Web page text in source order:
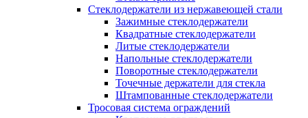
Стеклодержатели из нержавеющей стали
Зажимные стеклодержатели
Квадратные стеклодержатели
Литые стеклодержатели
Напольные стеклодержатели
Поворотные стеклодержатели
Точечные держатели для стекла
Штампованные стеклодержатели
Тросовая система ограждений